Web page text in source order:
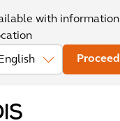
with information
Proceed